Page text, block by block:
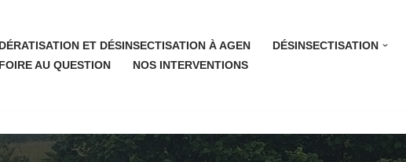
DÉRATISATION ET DÉSINSECTISATION À AGEN DÉSINSECTISATION
FOIRE AU QUESTION
NOS INTERVENTIONS